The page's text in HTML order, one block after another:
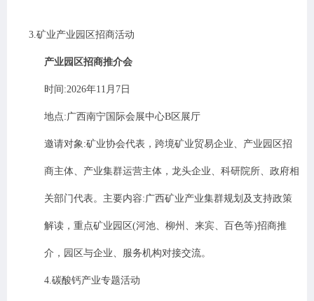
3 矿业产业园区招商活动
产业园区招商推介会
时间 :2026年11 月 7 日
地点: 广西南宁国际会展中心B 区展厅
邀请对象 :矿业协会代表，跨境矿业贸易企业、产业园区招
商主体、产业集群运营主体，龙头企业、科研院所、政府相
关部门代表。主要内容: 广西矿业产业集群规划及支持政策
解读，重点矿业园区(河池、柳州、来宾、百色等)招商推
介，园区与企业、服务机构对接交流。
4. 碳酸钙产业专题活动